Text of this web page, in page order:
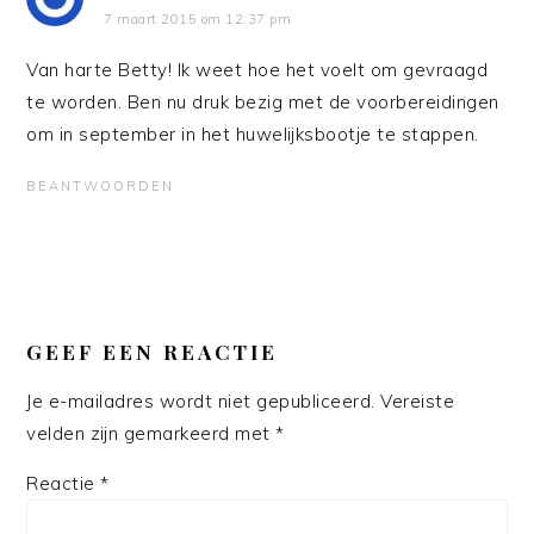
7 maart 2015 om 12:37 pm
Van harte Betty! Ik weet hoe het voelt om gevraagd
te worden. Ben nu druk bezig met de voorbereidingen
om in september in het huwelijksbootje te stappen.
BEANTWOORDEN
GEEF EEN REACTIE
Je e-mailadres wordt niet gepubliceerd. Vereiste
velden zijn gemarkeerd met*
Reactie*